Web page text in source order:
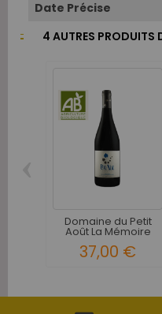
Date Précise
4 AUTRES PRODUITS
Domaine du Petit
Août La Mémoire
37,00 €